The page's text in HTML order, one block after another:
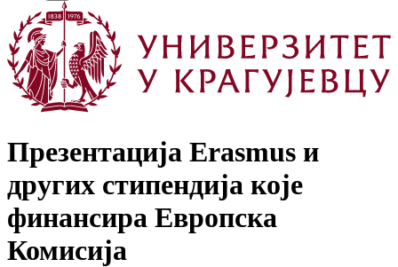
Презентација Erasmus и
других стипендија које
финансира Европска
Комисија